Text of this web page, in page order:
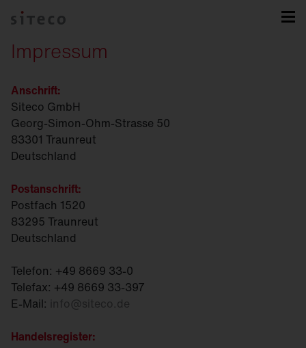
Impressum
Anschrift:
Siteco GmbH
Georg-Simon-Ohm-Strasse 50
83301 Traunreut
Deutschland
Postanschrift:
Postfach 1520
83295 Traunreut
Deutschland
Telefon: +49 8669 33-0
Telefax: +49 8669 33-397
E-Mail: info@siteco.de
Handelsregister: